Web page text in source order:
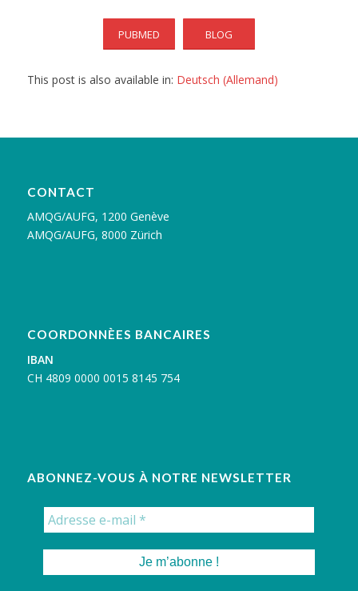
PUBMED BLOG
This post is also available in: Deutsch (Allemand)
CONTACT
AMQG/AUFG, 1200 Genève
AMQG/AUFG, 8000 Zürich
COORDONNÈES BANCAIRES
IBAN
CH 4809 0000 0015 8145 754
ABONNEZ-VOUS À NOTRE NEWSLETTER